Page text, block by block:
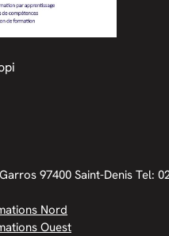
97400 Saint-Denis Tel:
Nord
Ouest